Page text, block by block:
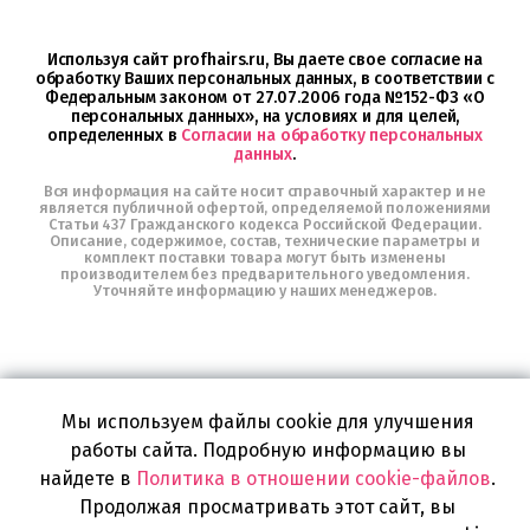
Используя сайт profhairs.ru, Вы даете свое согласие на
обработку Ваших персональных данных, в соответствии с
Федеральным законом от 27.07.2006 года №152-ФЗ «О
персональных данных», на условиях и для целей,
определенных в Согласии на обработку персональных
данных.
Вся информация на сайте носит справочный характер и не
является публичной офертой, определяемой положениями
Статьи 437 Гражданского кодекса Российской Федерации.
Описание, содержимое, состав, технические параметры и
комплект поставки товара могут быть изменены
производителем без предварительного уведомления.
Уточняйте информацию у наших менеджеров.
www.profhairs.ru
Широкий выбор инструментов, аксессуаров и принадлежностей для
воплощения
самых изысканных и необычных идей по созданию Вашего образа и стиля.
Мы используем файлы cookie для улучшения
работы сайта. Подробную информацию вы
найдете в Политика в отношении cookie-файлов.
Продолжая просматривать этот сайт, вы